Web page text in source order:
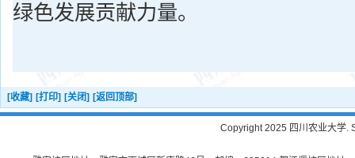
绿色发展贡献力量。
[收藏] [打印] [关闭] [返回顶部]
Copyright 2025 四川农业大学.